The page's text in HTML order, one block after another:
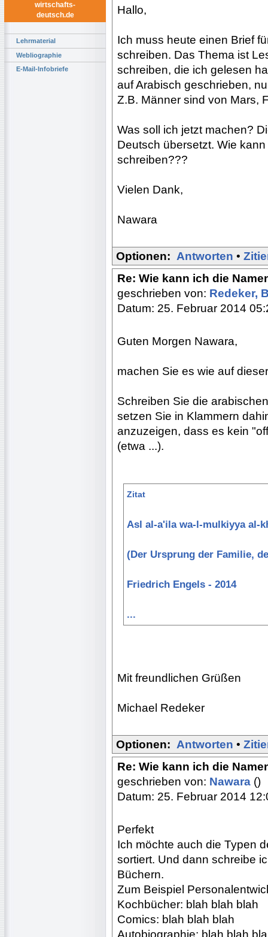
wirtschafts-
deutsch.de
Lehrmaterial
Webliographie
E-Mail-Infobriefe
Hallo,
Ich muss heute einen Brief
schreiben. Das Thema ist
schreiben, die ich gelesen
auf Arabisch geschrieben,
Z.B. Männer sind von Mars,
Was soll ich jetzt machen?
Deutsch übersetzt. Wie
schreiben???
Vielen Dank,
Nawara
Optionen: Antworten •
Re: Wie kann ich die
geschrieben von: Redeker,
Datum: 25. Februar 2014
Guten Morgen Nawara,
machen Sie es wie auf
Schreiben Sie die
setzen Sie in Klammern
anzuzeigen, dass es kein
(etwa ...).
Zitat
Asl al-a'ila wa-l-mulkiyya al-
(Der Ursprung der Familie,
Friedrich Engels - 2014
...
Mit freundlichen Grüßen
Michael Redeker
Optionen: Antworten •
Re: Wie kann ich die
geschrieben von: Nawara ()
Datum: 25. Februar 2014
Perfekt
Ich möchte auch die Typen
sortiert. Und dann schreibe
Büchern.
Zum Beispiel
Kochbücher: blah blah blah
Comics: blah blah blah
Autobiographie: blah blah